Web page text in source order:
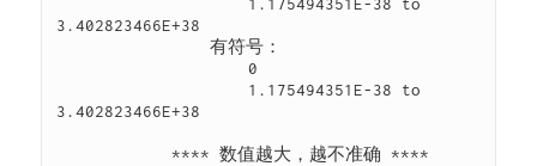
3.402823466E+38
                有符号：
                    0
3.402823466E+38
            **** 数值越大，越不准确 ****